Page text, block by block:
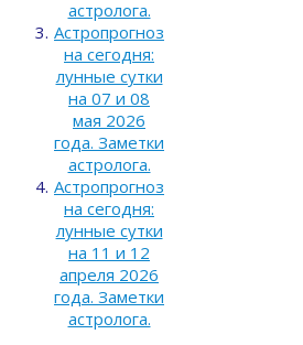
астролога.
Астропрогноз
на сегодня:
лунные сутки
на 07 и 08
мая 2026
года. Заметки
астролога.
Астропрогноз
на сегодня:
лунные сутки
на 11 и 12
апреля 2026
года. Заметки
астролога.